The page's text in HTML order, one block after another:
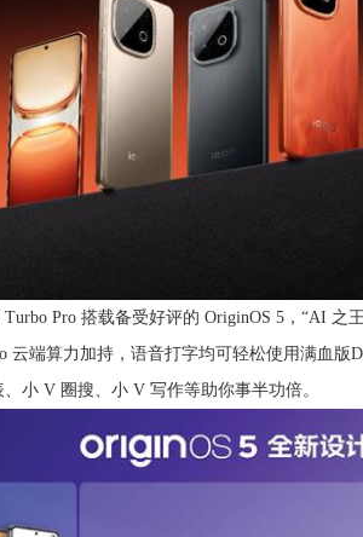
Pro 搭载备受好评的 OriginOS 5，“AI 之王
云端算力加持，语音打字均可轻松使用满血版
小 V 圈搜、小 V 写作等助你事半功倍。